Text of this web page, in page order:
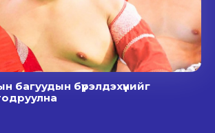
багуудын бүрэлдэхүүнийг